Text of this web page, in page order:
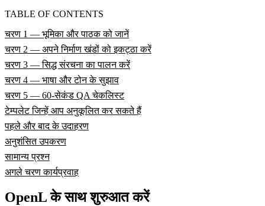
TABLE OF CONTENTS
चरण 1 — भूमिका और पाठक को जानें
चरण 2 — अपने निर्माण खंडों को इकट्ठा करें
चरण 3 — सिद्ध संरचना का पालन करें
चरण 4 — भाषा और टोन के सुझाव
चरण 5 — 60-सेकंड QA चेकलिस्ट
टेम्पलेट जिन्हें आप अनुकूलित कर सकते हैं
पहले और बाद के उदाहरण
अनुशंसित उपकरण
सामान्य प्रश्न
अगले चरण कार्यप्रवाह
OpenL के साथ शुरुआत करें